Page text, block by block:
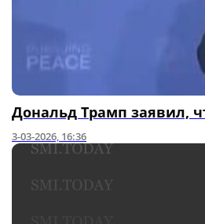
Дональд Трамп заявил,
3-03-2026, 16:36